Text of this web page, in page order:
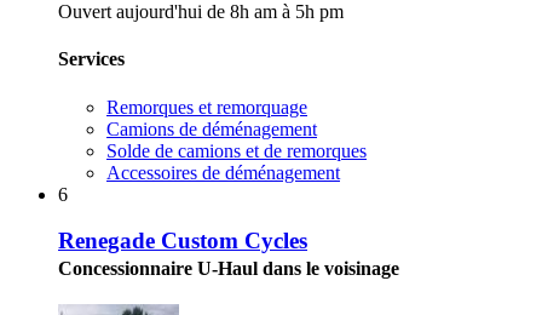
Ouvert aujourd'hui de 8h am à 5h pm
Services
Remorques et remorquage
Camions de déménagement
Solde de camions et de remorques
Accessoires de déménagement
6
Renegade Custom Cycles
Concessionnaire U-Haul dans le voisinage